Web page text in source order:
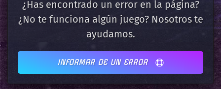
¿Has encontrado un error en la página?
¿No te funciona algún juego? Nosotros te
ayudamos.
INFORMAR DE UN ERROR